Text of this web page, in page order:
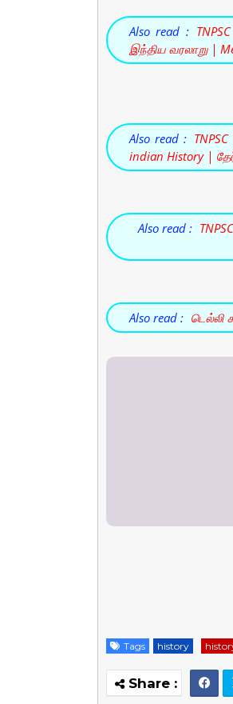
Also read :
இந்திய வரலாறு |
Also read :
indian History |
Also read :
Also read : டெல்லி
Tags history